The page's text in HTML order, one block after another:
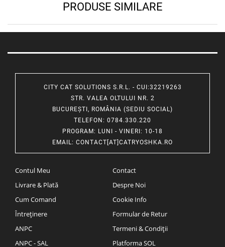
PRODUSE SIMILARE
CITY CAT SOLUTIONS S.R.L. - CUI:32219263
STR. VALEA OLTULUI NR. 2
BUCUREȘTI, ROMÂNIA (SEDIU SOCIAL)
TELEFON : 0784.330.220
PROGRAM: LUNI - VINERI: 10-18
EMAIL: CONTACT[AT]CATRYOSHKA.RO
Contul Meu
Livrare & Plată
Cum Comand
Întreținere
ANPC
ANPC - SAL
Contact
Despre Noi
Cookie Info
Formular de Retur
Termeni & Condiții
Platforma SOL